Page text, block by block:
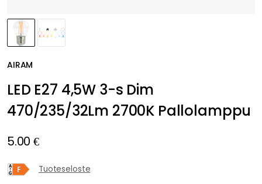
AIRAM
LED E27 4,5W 3-s Dim
470/235/32Lm 2700K Pallolamppu
5.00 €
Tuoteseloste